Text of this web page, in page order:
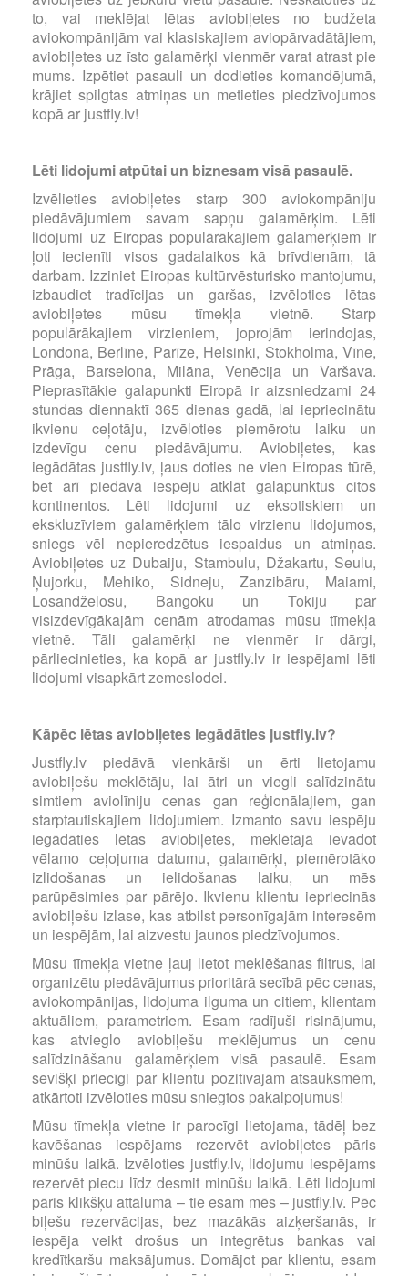
to, vai meklējat lētas aviobiļetes no budžeta
aviokompānijām vai klasiskajiem aviopārvadātājiem,
aviobiļetes uz īsto galamērķi vienmēr varat atrast pie
mums. Izpētiet pasauli un dodieties komandējumā,
krājiet spilgtas atmiņas un metieties piedzīvojumos
kopā ar justfly.lv!
Lēti lidojumi atpūtai un biznesam visā pasaulē.
Izvēlieties aviobiļetes starp 300 aviokompāniju
piedāvājumiem savam sapņu galamērķim. Lēti
lidojumi uz Eiropas populārākajiem galamērķiem ir
ļoti iecienīti visos gadalaikos kā brīvdienām, tā
darbam. Izziniet Eiropas kultūrvēsturisko mantojumu,
izbaudiet tradīcijas un garšas, izvēloties lētas
aviobiļetes mūsu tīmekļa vietnē. Starp
populārākajiem virzieniem, joprojām ierindojas,
Londona, Berlīne, Parīze, Helsinki, Stokholma, Vīne,
Prāga, Barselona, Milāna, Venēcija un Varšava.
Pieprasītākie galapunkti Eiropā ir aizsniedzami 24
stundas diennaktī 365 dienas gadā, lai iepriecinātu
ikvienu ceļotāju, izvēloties piemērotu laiku un
izdevīgu cenu piedāvājumu. Aviobiļetes, kas
iegādātas justfly.lv, ļaus doties ne vien Eiropas tūrē,
bet arī piedāvā iespēju atklāt galapunktus citos
kontinentos. Lēti lidojumi uz eksotiskiem un
ekskluzīviem galamērķiem tālo virzienu lidojumos,
sniegs vēl nepieredzētus iespaidus un atmiņas.
Aviobiļetes uz Dubaiju, Stambulu, Džakartu, Seulu,
Ņujorku, Mehiko, Sidneju, Zanzibāru, Maiami,
Losandželosu, Bangoku un Tokiju par
visizdevīgākajām cenām atrodamas mūsu tīmekļa
vietnē. Tāli galamērķi ne vienmēr ir dārgi,
pārliecinieties, ka kopā ar justfly.lv ir iespējami lēti
lidojumi visapkārt zemeslodei.
Kāpēc lētas aviobiļetes iegādāties justfly.lv?
Justfly.lv piedāvā vienkārši un ērti lietojamu
aviobiļešu meklētāju, lai ātri un viegli salīdzinātu
simtiem aviolīniju cenas gan reģionālajiem, gan
starptautiskajiem lidojumiem. Izmanto savu iespēju
iegādāties lētas aviobiļetes, meklētājā ievadot
vēlamo ceļojuma datumu, galamērķi, piemērotāko
izlidošanas un ielidošanas laiku, un mēs
parūpēsimies par pārējo. Ikvienu klientu iepriecinās
aviobiļešu izlase, kas atbilst personīgajām interesēm
un iespējām, lai aizvestu jaunos piedzīvojumos.
Mūsu tīmekļa vietne ļauj lietot meklēšanas filtrus, lai
organizētu piedāvājumus prioritārā secībā pēc cenas,
aviokompānijas, lidojuma ilguma un citiem, klientam
aktuāliem, parametriem. Esam radījuši risinājumu,
kas atvieglo aviobiļešu meklējumus un cenu
salīdzināšanu galamērķiem visā pasaulē. Esam
sevišķi priecīgi par klientu pozitīvajām atsauksmēm,
atkārtoti izvēloties mūsu sniegtos pakalpojumus!
Mūsu tīmekļa vietne ir parocīgi lietojama, tādēļ bez
kavēšanas iespējams rezervēt aviobiļetes pāris
minūšu laikā. Izvēloties justfly.lv, lidojumu iespējams
rezervēt piecu līdz desmit minūšu laikā. Lēti lidojumi
pāris klikšķu attālumā – tie esam mēs – justfly.lv. Pēc
biļešu rezervācijas, bez mazākās aizķeršanās, ir
iespēja veikt drošus un integrētus bankas vai
kredītkaršu maksājumus. Domājot par klientu, esam